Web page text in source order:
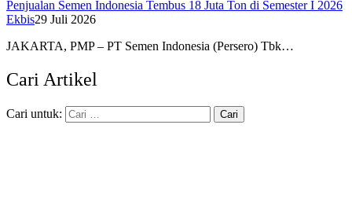
Penjualan Semen Indonesia Tembus 18 Juta Ton di Semester I 2026
Ekbis29 Juli 2026
JAKARTA, PMP – PT Semen Indonesia (Persero) Tbk…
Cari Artikel
Cari untuk: